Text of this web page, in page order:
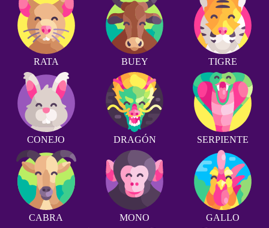
RATA BUEY TIGRE
CONEJO DRAGÓN SERPIENTE
CABRA MONO GALLO